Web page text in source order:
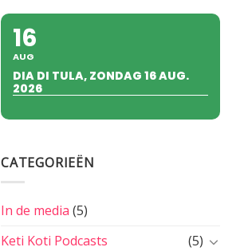
16
AUG
DIA DI TULA, ZONDAG 16 AUG.
2026
CATEGORIEËN
In de media (5)
Keti Koti Podcasts
(5)